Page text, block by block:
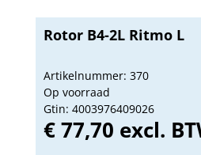
Rotor B4-2L Ritmo L
Artikelnummer: 370
Op voorraad
Gtin: 4003976409026
€ 77,70 excl.